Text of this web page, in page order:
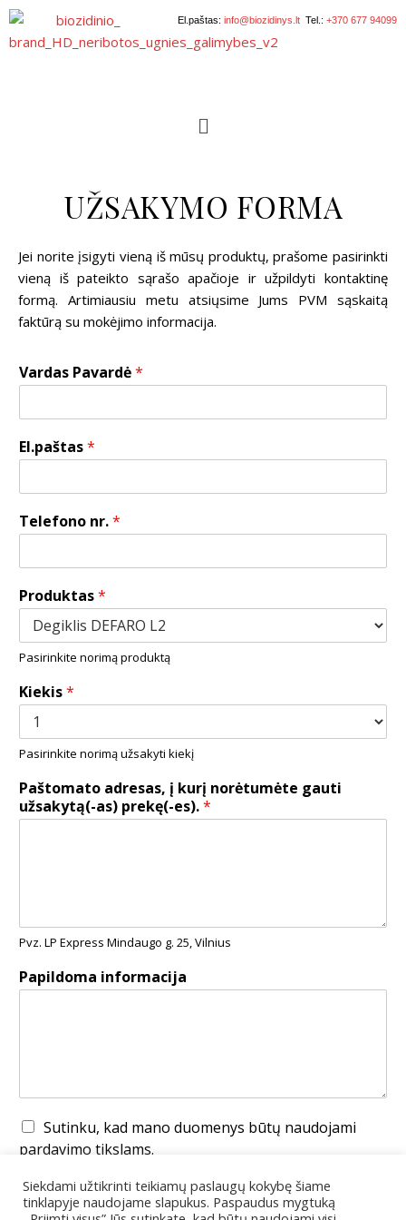
El.paštas: info@biozidinys.ltTel.: +370 677 94099
UŽSAKYMO FORMA
Jei norite įsigyti vieną iš mūsų produktų, prašome pasirinkti
vieną iš pateikto sąrašo apačioje ir užpildyti kontaktinę
formą. Artimiausiu metu atsiųsime Jums PVM sąskaitą
faktūrą su mokėjimo informacija.
Vardas Pavardė*
El.paštas*
Telefono nr.*
Produktas*
Pasirinkite norimą produktą
Kiekis*
Pasirinkite norimą užsakyti kiekį
Paštomato adresas, į kurį norėtumėte gauti
užsakytą(-as) prekę(-es).*
Pvz. LP Express Mindaugo g. 25, Vilnius
Papildoma informacija
Sutinku, kad mano duomenys būtų naudojami
pardavimo tikslams.
Užsakyti
Siekdami užtikrinti teikiamų paslaugų kokybę šiame
tinklapyje naudojame slapukus. Paspaudus mygtuką